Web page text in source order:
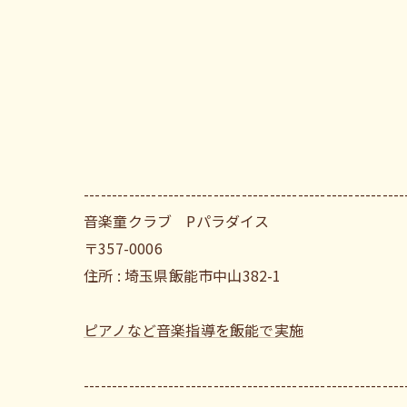
音楽童クラブ Pパラダイス
〒357-0006
住所 : 埼玉県飯能市中山382-1
ピアノなど音楽指導を飯能で実施